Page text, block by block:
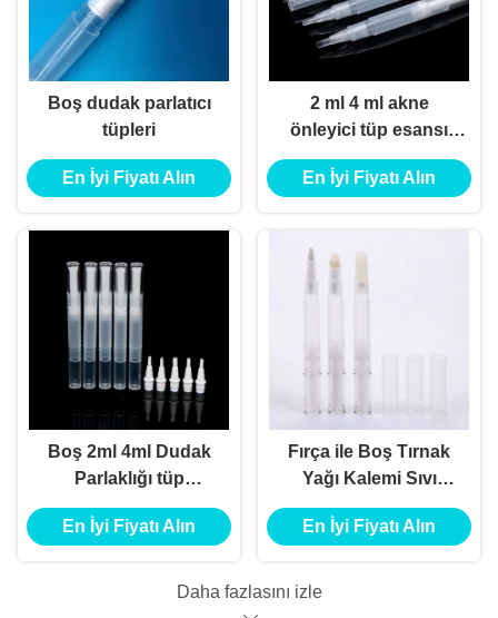
Boş dudak parlatıcı
tüpleri
En İyi Fiyatı Alın
2 ml 4 ml akne
önleyici tüp esansı
siğil çıkarma sıvı
gizleyici kalem tüp
En İyi Fiyatı Alın
Boş 2ml 4ml Dudak
Parlaklığı tüp
Konteyner Kutikül
Yağı Tırnak Makyaj
Fırça ile Twist Pen
En İyi Fiyatı Alın
Fırça ile Boş Tırnak
Yağı Kalemi Sıvı
Temel Yeniden
Doldurulabilir Şişeler
beslenme kalem tüpü
En İyi Fiyatı Alın
Daha fazlasını izle